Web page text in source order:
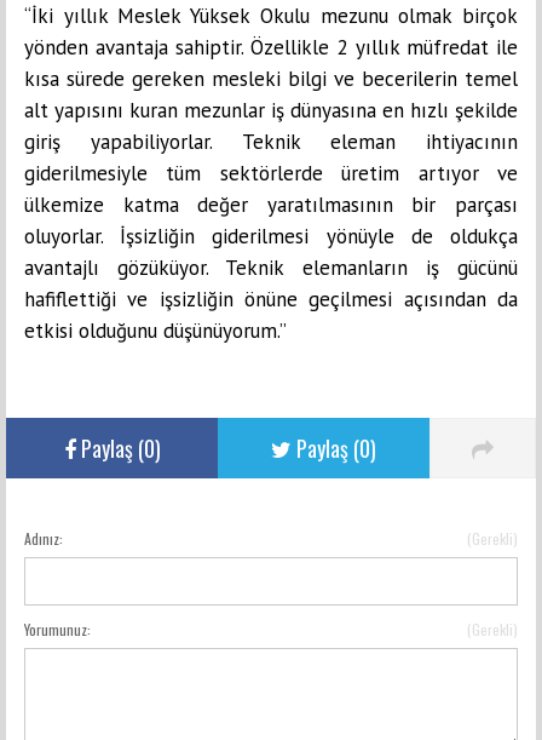
“İki yıllık Meslek Yüksek Okulu mezunu olmak birçok
yönden avantaja sahiptir. Özellikle 2 yıllık müfredat ile
kısa sürede gereken mesleki bilgi ve becerilerin temel
alt yapısını kuran mezunlar iş dünyasına en hızlı şekilde
giriş yapabiliyorlar. Teknik eleman ihtiyacının
giderilmesiyle tüm sektörlerde üretim artıyor ve
ülkemize katma değer yaratılmasının bir parçası
oluyorlar. İşsizliğin giderilmesi yönüyle de oldukça
avantajlı gözüküyor. Teknik elemanların iş gücünü
hafiflettiği ve işsizliğin önüne geçilmesi açısından da
etkisi olduğunu düşünüyorum.”
Paylaş (0) Paylaş (0)
YORUM GÖNDER
Adınız: (Gerekli)
Yorumunuz: (Gerekli)